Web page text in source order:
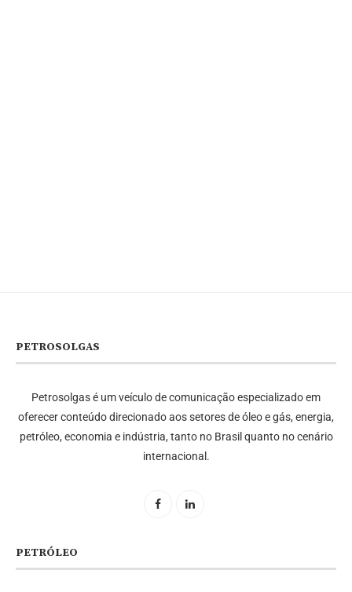
PETROSOLGAS
Petrosolgas é um veículo de comunicação especializado em
oferecer conteúdo direcionado aos setores de óleo e gás, energia,
petróleo, economia e indústria, tanto no Brasil quanto no cenário
internacional.
PETRÓLEO